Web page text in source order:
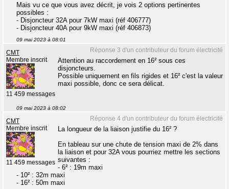
Mais vu ce que vous avez décrit, je vois 2 options pertinentes
possibles :
- Disjoncteur 32A pour 7kW maxi (réf 406777)
- Disjoncteur 40A pour 9kW maxi (réf 406873)
09 mai 2023 à 08:01
Réponse 3 d'un contributeur du forum électricité
CMT
Membre inscrit
11 459 messages
Attention au raccordement en 16² sous ces
disjoncteurs.
Possible uniquement en fils rigides et 16² c'est la valeur
maxi possible, donc ce sera délicat.
09 mai 2023 à 08:02
Réponse 4 d'un contributeur du forum électricité
CMT
Membre inscrit
11 459 messages
La longueur de la liaison justifie du 16² ?
En tableau sur une chute de tension maxi de 2% dans
la liaison et pour 32A vous pourriez mettre les sections
suivantes :
- 6² : 19m maxi
- 10² : 32m maxi
- 16² : 50m maxi